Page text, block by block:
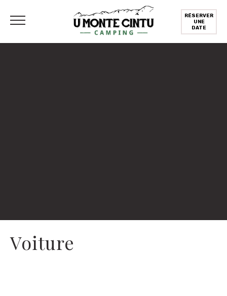
RÉSERVER
UNE
DATE
Voiture